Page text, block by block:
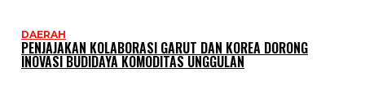
DAERAH
PENJAJAKAN KOLABORASI GARUT DAN KOREA DORONG
INOVASI BUDIDAYA KOMODITAS UNGGULAN